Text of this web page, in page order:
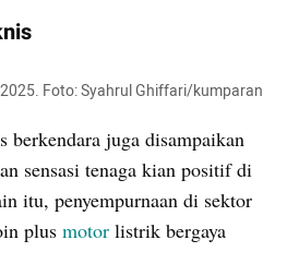
Foto: Syahrul Ghiffari/kumparan
berkendara juga disampaikan
itu, penyempurnaan di sektor
plus motor listrik bergaya